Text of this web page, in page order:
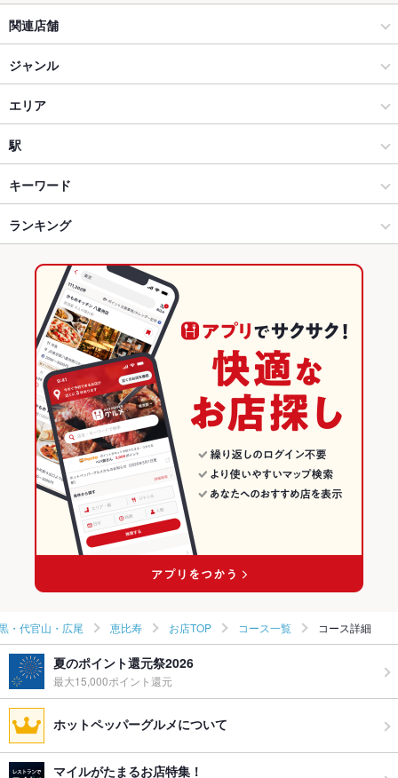
関連店舗
酔っ手羽
ジャンル
居酒屋
和風
恵比寿・中目黒・代官山・広尾 × 居酒屋
恵比寿・中目黒・代官山・広尾 × 和風
恵比寿駅 × 居酒屋
恵比寿駅 × 和風
焼き鳥・鶏料理
恵比寿・中目黒・代官山・広尾 × 和食
恵比寿・中目黒・代官山・広尾 × 焼き鳥・鶏料理
恵比寿駅 × 和食
恵比寿駅 × 焼き鳥・鶏料理
エリア
恵比寿
恵比寿 × 居酒屋
恵比寿 × 和風
恵比寿 × 和食
恵比寿 × 焼き鳥・鶏料理
東京 × 居酒屋
東京 × 和風
東京 × 和食
東京 × 焼き鳥・鶏料理
駅
恵比寿駅
代官山駅
中目黒駅
キーワード
手羽先 からあげ にんにく料理
鶏皮 麻婆豆腐
ランキング
東京のグルメランキング
東京の居酒屋ランキング
恵比寿・中目黒・代官山・広尾のグルメランキング
恵比寿・中目黒・代官山・広尾の居酒屋ランキング
恵比寿のグルメランキング
恵比寿の居酒屋ランキング
・代官山・広尾 恵比寿 お店TOP コース一覧 コース詳細
夏のポイント還元祭2026
最大15,000ポイント還元
ホットペッパーグルメについて
マイルがたまるお店特集！